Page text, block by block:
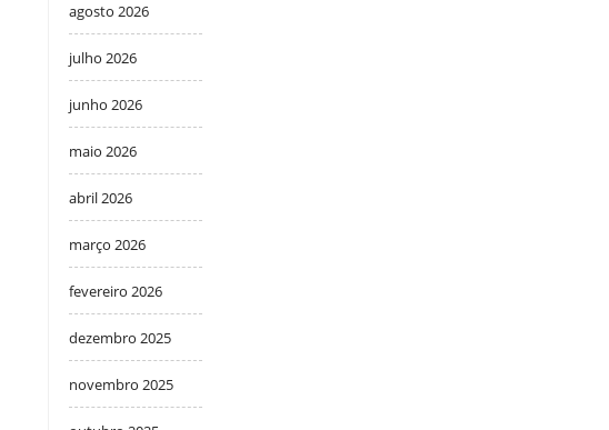
agosto 2026
julho 2026
junho 2026
maio 2026
abril 2026
março 2026
fevereiro 2026
dezembro 2025
novembro 2025